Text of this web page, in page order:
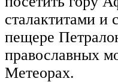
сталактитами и
пещере
православных
Метеорах.